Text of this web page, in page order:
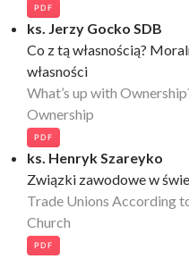
PDF
ks. Jerzy Gocko SDB
Co z tą własnością?
własności
What’s up with
Ownership
PDF
ks. Henryk Szareyko
Związki zawodowe w
Trade Unions According
Church
PDF